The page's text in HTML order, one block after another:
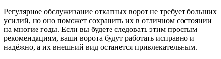
Регулярное обслуживание откатных ворот не требует больших
усилий, но оно поможет сохранить их в отличном состоянии
на многие годы. Если вы будете следовать этим простым
рекомендациям, ваши ворота будут работать исправно и
надёжно, а их внешний вид останется привлекательным.